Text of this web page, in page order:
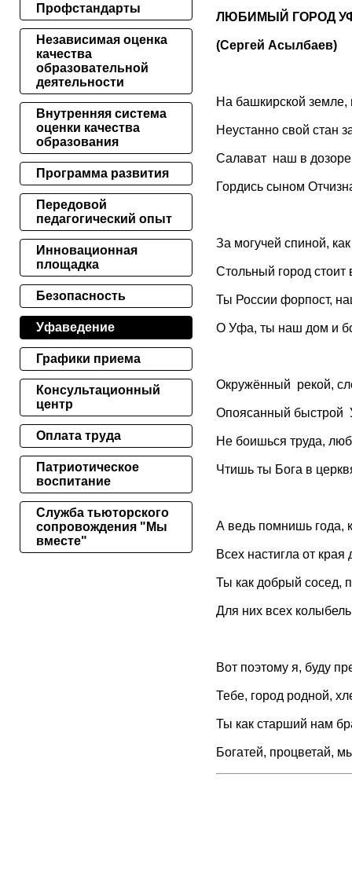
ЛЮБИМЫЙ ГОРОД
(Сергей Асылбаев)
На башкирской
Неустанно свой стан
Салават наш в
Гордись сыном
За могучей спиной,
Стольный город стоит
Ты России форпост,
О Уфа, ты наш дом и
Окружённый рекой,
Опоясанный быстрой
Не боишься труда,
Чтишь ты Бога в
А ведь помнишь года,
Всех настигла от края
Ты как добрый сосед,
Для них всех
Вот поэтому я, буду
Тебе, город родной,
Ты как старший нам
Богатей, процветай,
Профстандарты
Независимая оценка
качества
образовательной
деятельности
Внутренняя система
оценки качества
образования
Программа развития
Передовой
педагогический опыт
Инновационная
площадка
Безопасность
Уфаведение
Графики приема
Консультационный
центр
Оплата труда
Патриотическое
воспитание
Служба тьюторского
сопровождения "Мы
вместе"